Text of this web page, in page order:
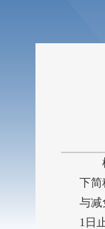
根
下简
与减
1 日